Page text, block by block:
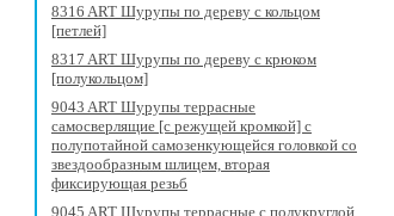
8316 ART Шурупы по дереву с кольцом
[петлей]
8317 ART Шурупы по дереву с крюком
[полукольцом]
9043 ART Шурупы террасные
самосверлящие [с режущей кромкой] с
полупотайной самозенкующейся головкой со
звездообразным шлицем, вторая
фиксирующая резьб
9045 ART Шурупы террасные с полукруглой